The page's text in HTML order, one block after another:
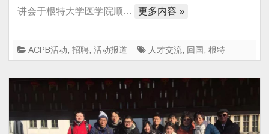
ACPB
利
办
中
山
大
讲会于根特大学医学院顺…
更多内容 »
ACPB活动, 招聘, 活动报道 人才交流, 回国, 根特